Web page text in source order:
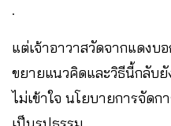
.
แต่เจ้าอาวาสวัดจากแดงบ
ขยายแนวคิดและวิธีนี้กลับ
ไม่เข้าใจ นโยบายการจัดก